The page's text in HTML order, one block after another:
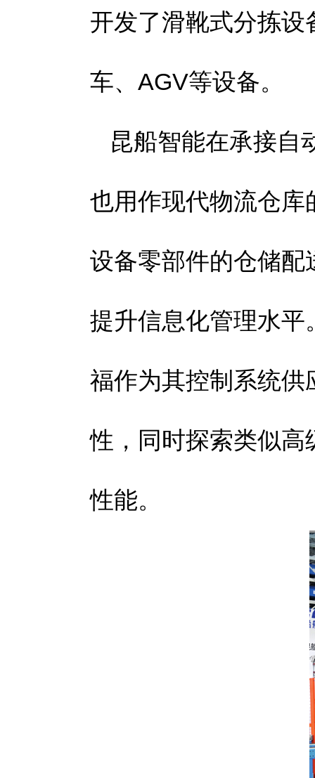
开发了滑靴式分拣
车、AGV等设备。
昆船智能在承接自
也用作现代物流仓
设备零部件的仓储
提升信息化管理水
福作为其控制系统
性，同时探索类似
性能。